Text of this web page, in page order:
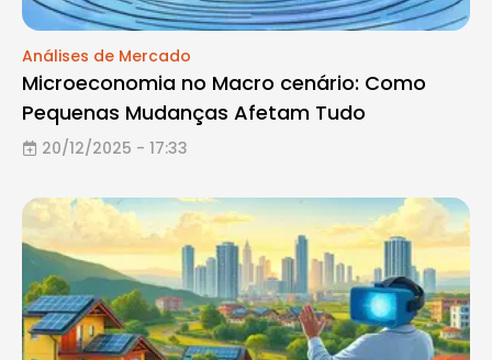
Análises de Mercado
Microeconomia no Macro cenário: Como
Pequenas Mudanças Afetam Tudo
20/12/2025 - 17:33